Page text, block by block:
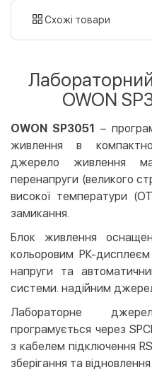
картою
LiqPay
Apple Pay
Google Pay
Безготівковий розрахунок
Оплата на карту
Оплата на рахунок
Миттєва розстрочка
Оплата частинами
Покупка частинами
Схожі товари
OWON
OWON SP3051 –
живлення в
джерело живлення
перенапруги (великого
високої температури
замикання.
Блок живлення
кольоровим РК-
напруги та
системи. надійним
Лабораторне
програмується через
з кабелем підключення
зберігання та